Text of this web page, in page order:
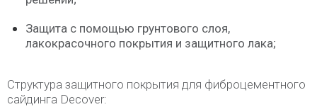
Защита с помощью грунтового слоя,
лакокрасочного покрытия и защитного лака;
Структура защитного покрытия для фиброцементного
сайдинга Decover: